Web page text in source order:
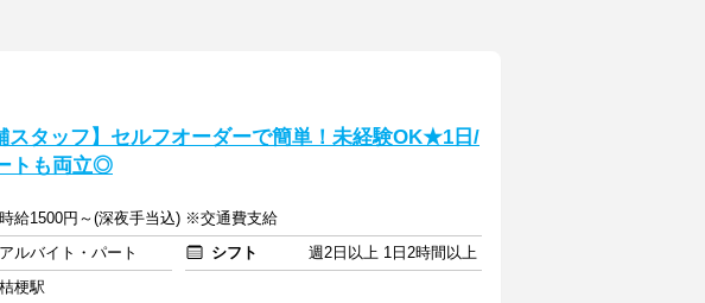
スタッフ】セルフオーダーで簡単！未経験OK★1日/
トも両立◎
時給1500円～(深夜手当込) ※交通費支給
アルバイト・パート シフト
週2日以上 1日2時間以上
桔梗駅